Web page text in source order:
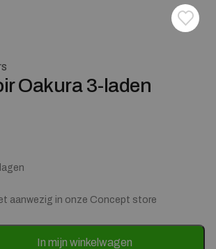
Oakura 3-laden
aanwezig in onze Concept store
3-laden (Black) aantal
In mijn winkelwagen